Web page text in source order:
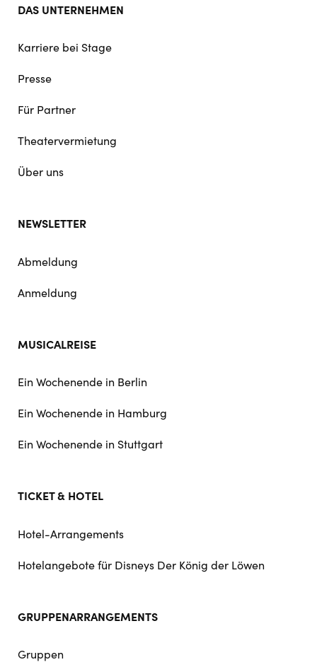
DAS UNTERNEHMEN
Karriere bei Stage
Presse
Für Partner
Theatervermietung
Über uns
NEWSLETTER
Abmeldung
Anmeldung
MUSICALREISE
Ein Wochenende in Berlin
Ein Wochenende in Hamburg
Ein Wochenende in Stuttgart
TICKET & HOTEL
Hotel-Arrangements
Hotelangebote für Disneys Der König der Löwen
GRUPPENARRANGEMENTS
Gruppen